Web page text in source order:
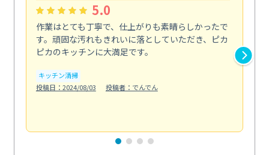
5.0
作業はとても丁寧で、仕上がりも素晴らしかったで
す。頑固な汚れもきれいに落としていただき、ピカ
ピカのキッチンに大満足です。
キッチン清掃
投稿日：2024/08/03
投稿者：でんでん